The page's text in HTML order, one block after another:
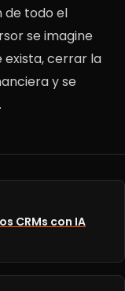
de todo el
se imagine
exista, cerrar la
y se
CRMs con IA